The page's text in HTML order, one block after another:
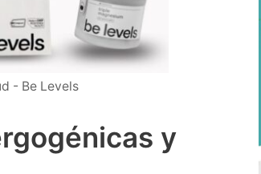
- Be Levels
y